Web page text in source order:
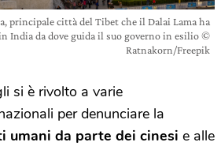
principale città del Tibet che il Dalai Lama ha
India da dove guida il suo governo in esilio ©
Ratnakorn/Freepik
si è rivolto a varie
per denunciare la
umani da parte dei cinesi e alle